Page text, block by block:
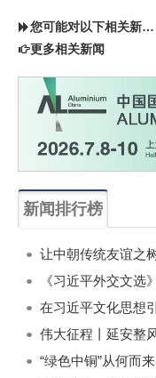
您可能对以下相关新闻同样感兴趣
更多相关新闻
新闻排行榜
《习近平外交文选
“绿色中铜”从何而来